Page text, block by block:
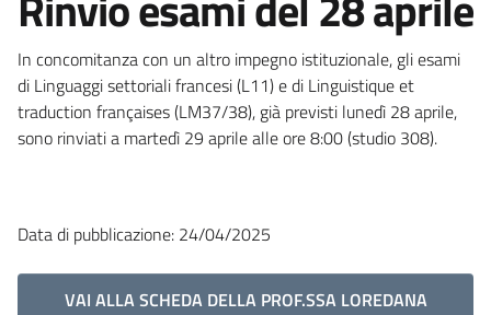
In concomitanza con un altro impegno istituzionale, gli esami
di Linguaggi settoriali francesi (L11) e di Linguistique et
traduction françaises (LM37/38), già previsti lunedì 28 aprile,
sono rinviati a martedì 29 aprile alle ore 8:00 (studio 308).
Data di pubblicazione: 24/04/2025
VAI ALLA SCHEDA DELLA PROF.SSA LOREDANA